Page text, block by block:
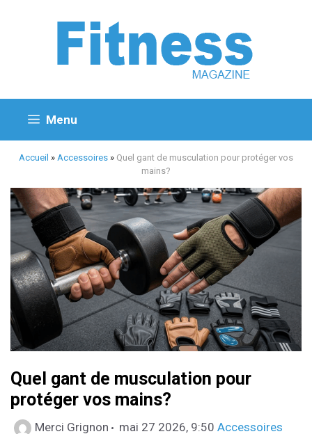
Menu
Accueil » Accessoires » Quel gant de musculation pour protéger vos
mains?
Quel gant de musculation pour
protéger vos mains?
Merci Grignon mai 27 2026, 9:50 Catégories
Accessoires